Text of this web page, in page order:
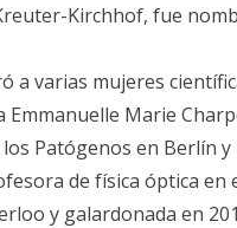
Kirchhof, fue
a varias mujeres
Emmanuelle Marie
Patógenos en Berlín
de física óptica en
y galardonada en